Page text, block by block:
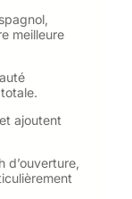
meilleure
ajoutent
d’ouverture,